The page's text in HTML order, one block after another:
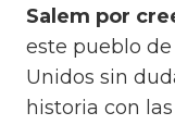
Salem por
este pueblo
Unidos sin
historia con